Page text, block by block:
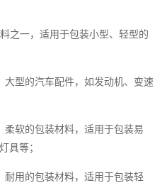
之一，适用于包装小型、轻型的
大型的汽车配件，如发动机、变速
软的包装材料，适用于包装易
具等；
耐用的包装材料，适用于包装轻